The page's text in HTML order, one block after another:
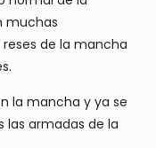
muchas
de la mancha
la mancha y ya se
las armadas de la